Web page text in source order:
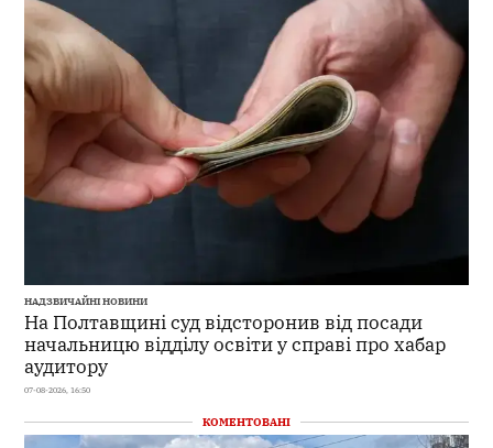
НАДЗВИЧАЙНІ НОВИНИ
На Полтавщині суд відсторонив від посади
начальницю відділу освіти у справі про хабар
аудитору
07-08-2026, 16:50
КОМЕНТОВАНІ